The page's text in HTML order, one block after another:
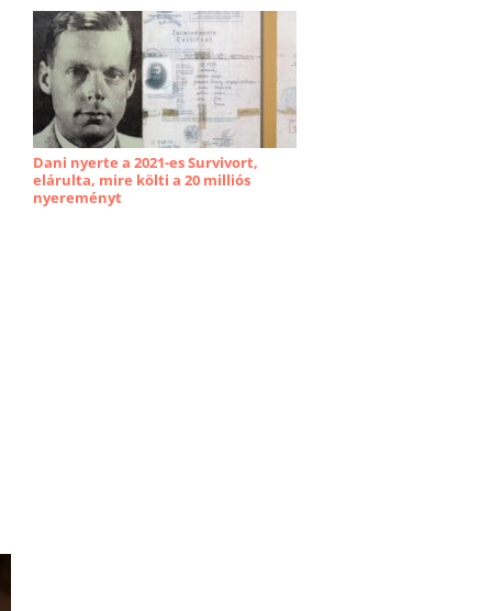
Dani nyerte a 2021-es Survivort,
elárulta, mire költi a 20 milliós
nyereményt